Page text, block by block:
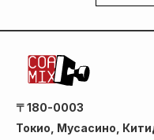
〒180-0003
Токио, Мусасино,